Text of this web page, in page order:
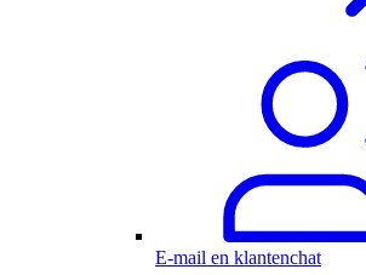
E-mail en klantenchat